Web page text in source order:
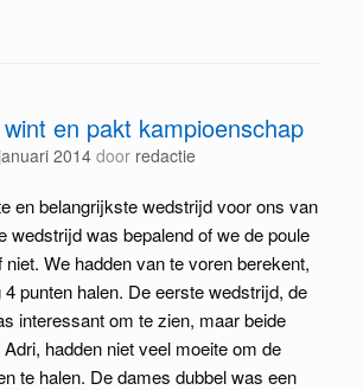
en pakt kampioenschap
2014 door redactie
en belangrijkste wedstrijd voor ons van
wedstrijd was bepalend of we de poule
niet. We hadden van te voren berekent,
punten halen. De eerste wedstrijd, de
interessant om te zien, maar beide
hadden niet veel moeite om de
te halen. De dames dubbel was een